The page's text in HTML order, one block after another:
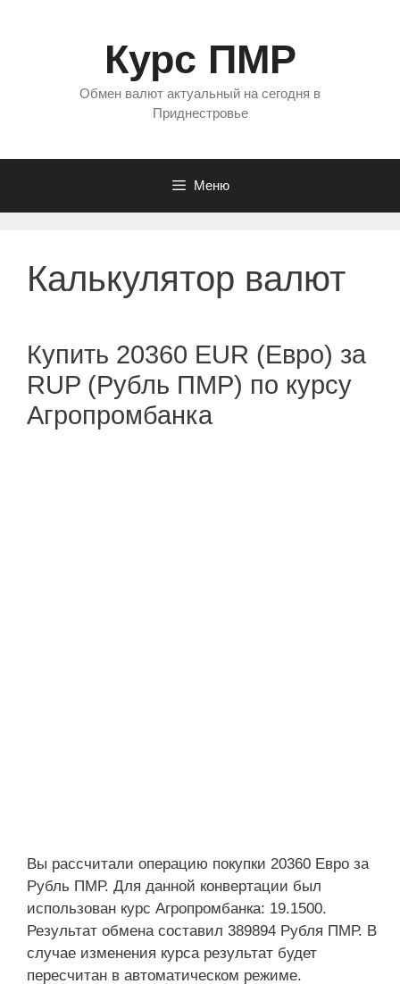
Курс ПМР
Обмен валют актуальный на сегодня в
Приднестровье
Меню
Калькулятор валют
Купить 20360 EUR (Евро) за
RUP (Рубль ПМР) по курсу
Агропромбанка
Вы рассчитали операцию покупки 20360 Евро за
Рубль ПМР. Для данной конвертации был
использован курс Агропромбанка: 19.1500.
Результат обмена составил 389894 Рубля ПМР. В
случае изменения курса результат будет
пересчитан в автоматическом режиме.